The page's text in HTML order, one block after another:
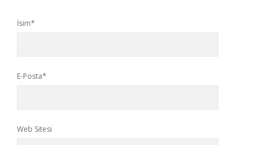
İsim*
E-Posta*
Web Sitesi